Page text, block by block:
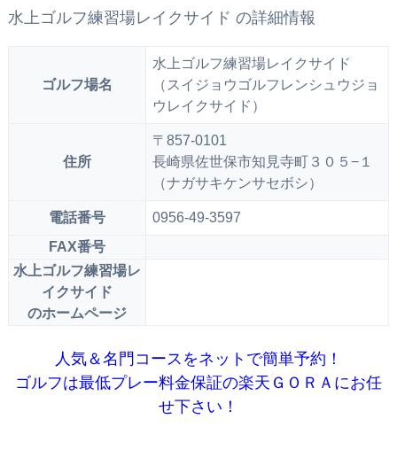
水上ゴルフ練習場レイクサイド の詳細情報
ゴルフ場名
水上ゴルフ練習場レイクサイド
（スイジョウゴルフレンシュウジョ
ウレイクサイド）
住所
〒857-0101
長崎県佐世保市知見寺町３０５−１
（ナガサキケンサセボシ）
電話番号
0956-49-3597
FAX番号
水上ゴルフ練習場レ
イクサイド
のホームページ
人気＆名門コースをネットで簡単予約！
ゴルフは最低プレー料金保証の楽天ＧＯＲＡにお任
せ下さい！